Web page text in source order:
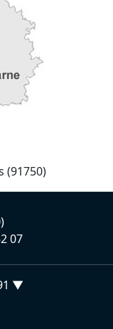
(91750)
07
▼